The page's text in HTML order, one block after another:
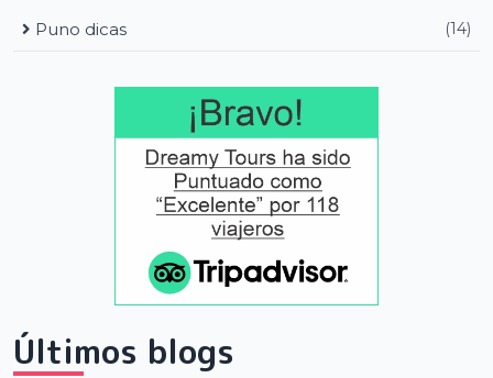
Puno dicas (14)
Últimos blogs